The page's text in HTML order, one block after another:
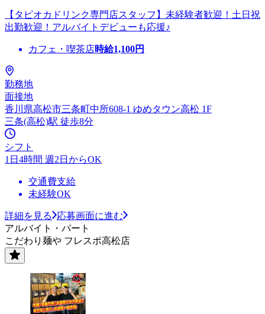
【タピオカドリンク専門店スタッフ】未経験者歓迎！土日祝
出勤歓迎！アルバイトデビューも応援♪
カフェ・喫茶店時給1,100円
勤務地
面接地
香川県高松市三条町中所608-1 ゆめタウン高松 1F
三条(高松)駅 徒歩8分
シフト
1日4時間 週2日からOK
交通費支給
未経験OK
詳細を見る
応募画面に進む
アルバイト・パート
こだわり麺や フレスポ高松店